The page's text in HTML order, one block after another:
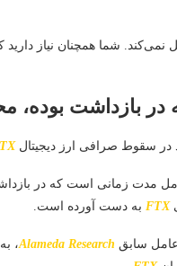
شما همچنان نیاز دارید
در سقوط صرافی ارز دیجیتال
۲۰ نوامبر، حکم وانگ شامل مدت زمانی
FTX به دست آورده است.
عامل سابق Alameda Research،